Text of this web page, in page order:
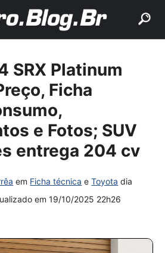
SRX Platinum
Ficha
e Fotos; SUV
entrega 204 cv
em Ficha técnica eToyota dia
em19/10/2025 22h26